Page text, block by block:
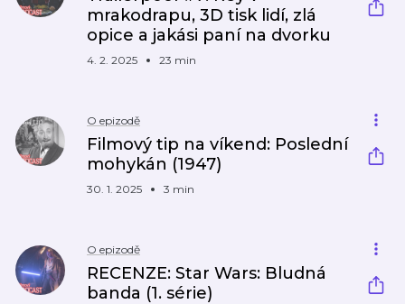
mrakodrapu, 3D tisk lidí, zlá
opice a jakási paní na dvorku
4. 2. 2025 23 min
O epizodě
Filmový tip na víkend: Poslední
mohykán (1947)
30. 1. 2025 3 min
O epizodě
RECENZE: Star Wars: Bludná
banda (1. série)